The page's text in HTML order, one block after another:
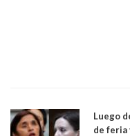
Luego
de feria